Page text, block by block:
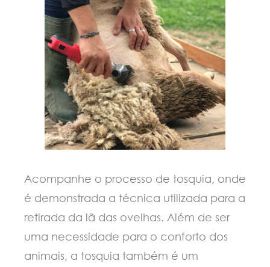
Acompanhe o processo de tosquia, onde
é demonstrada a técnica utilizada para a
retirada da lã das ovelhas. Além de ser
uma necessidade para o conforto dos
animais, a tosquia também é um